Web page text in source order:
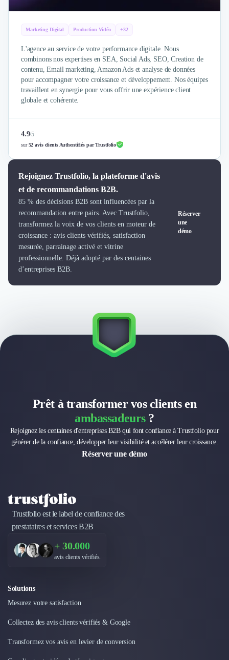
Publicité
Veille commerciale
Photographie
Études Marketing
Présentations PowerPoint
Data Marketing
Logiciel Marketing
Logiciel Commercial
Assurance
Expertise Comptable
Subventions & Aides
Droit des Affaires
Externalisation Administrative
Direction Financière Externalisée (DAF)
Transactions Services
Restructuring
Droit Commercial
Recouvrement
Financement de matériel ou équipement
Développement Web
Product Management
Support Client
Téléphonie & Télécommunication
Chatbot
Maintenance et Infogérance
BI, Analytics & Big Data
Graphisme & Illustration
Stratégie Digitale
Développement Logiciel
Développement d'Application Mobile
Développement E-commerce
Marketing Digital Production Vidéo +32
L'agence au service de votre performance digitale. Nous
combinons nos expertises en SEA, Social Ads, SEO, Creation de
contenu, Email marketing, Amazon Ads et analyse de données
pour accompagner votre croissance et développement. Nos équipes
travaillent en synergie pour vous offrir une expérience client
globale et cohérente.
4.9/5
sur52 avis clients Authentifiés par Trustfolio
Rejoignez Trustfolio, la plateforme d'avis
et de recommandations B2B.
85 % des décisions B2B sont influencées par la
recommandation entre pairs. Avec Trustfolio,
transformez la voix de vos clients en moteur de
croissance : avis clients vérifiés, satisfaction
mesurée, parrainage activé et vitrine
professionnelle. Déjà adopté par des centaines
d’entreprises B2B.
Réserver
une
démo
Prêt à transformer vos clients en
ambassadeurs?
Rejoignez les centaines d'entreprises B2B qui font confiance à Trustfolio pour
générer de la confiance, développer leur visibilité et accélérer leur croissance.
Réserver une démo
Trustfolio est le label de confiance des
prestataires et services B2B
+ 30.000
avis clients vérifiés.
Solutions
Mesurez votre satisfaction
Collectez des avis clients vérifiés & Google
Transformez vos avis en levier de conversion